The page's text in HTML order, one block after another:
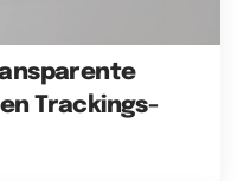
Trackings-